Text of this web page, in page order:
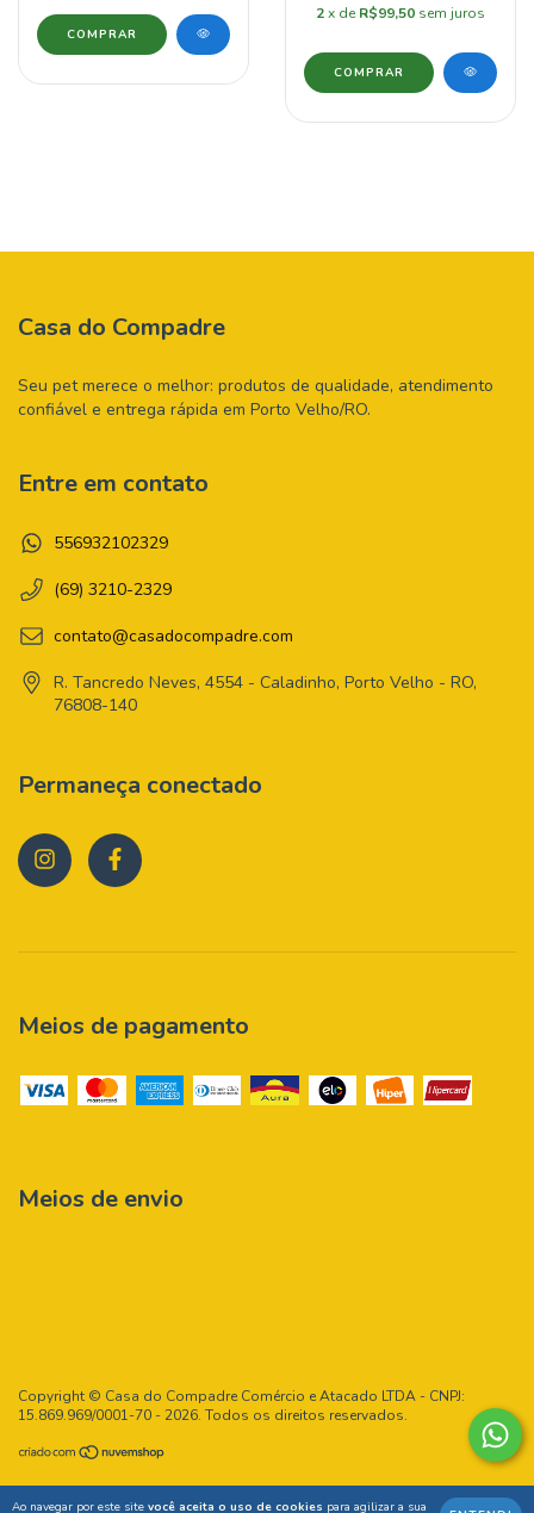
Ao navegar por este site você aceita o uso de cookies para agilizar a sua
2x de R$99,50 sem juros
Casa do Compadre
Seu pet merece o melhor: produtos de qualidade, atendimento
confiável e entrega rápida em Porto Velho/RO.
Entre em contato
556932102329
(69) 3210-2329
contato@casadocompadre.com
R. Tancredo Neves, 4554 - Caladinho, Porto Velho - RO,
76808-140
Permaneça conectado
Meios de pagamento
Meios de envio
Copyright © Casa do Compadre Comércio e Atacado LTDA - CNPJ:
15.869.969/0001-70 - 2026. Todos os direitos reservados.